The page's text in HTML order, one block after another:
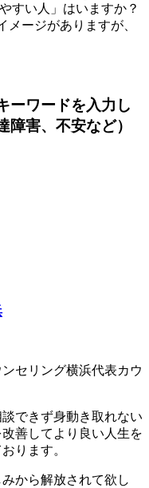
すい人」はいますか？
ージがありますが、
ーワードを入力し
害、不安など）
セリング横浜代表カウ
できず身動き取れない
善してより良い人生を
ります。
から解放されて欲し